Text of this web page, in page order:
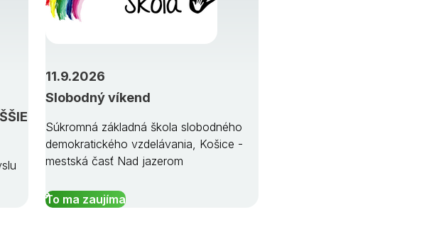
Slobodný víkend
11.9.2026
Súkromná základná škola slobodného
demokratického vzdelávania, Košice -
mestská časť Nad jazerom
To ma zaujíma